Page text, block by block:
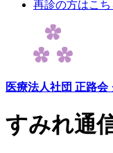
再診の方はこち
医療法人社団 正路会
すみれ通